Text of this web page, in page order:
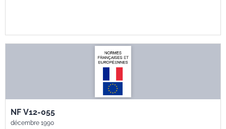
NF V12-055
décembre 1990